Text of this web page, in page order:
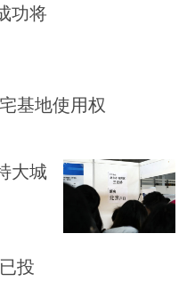
功将
基地使用权
大城
投